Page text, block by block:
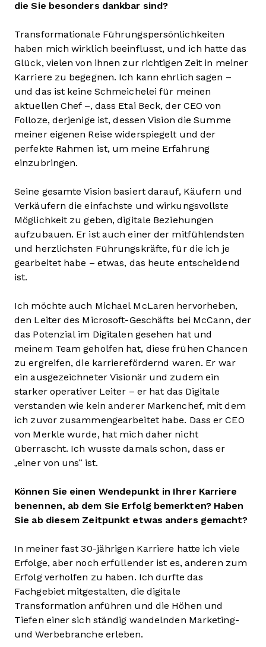
die Sie besonders dankbar sind?
Transformationale Führungspersönlichkeiten
haben mich wirklich beeinflusst, und ich hatte das
Glück, vielen von ihnen zur richtigen Zeit in meiner
Karriere zu begegnen. Ich kann ehrlich sagen –
und das ist keine Schmeichelei für meinen
aktuellen Chef –, dass Etai Beck, der CEO von
Folloze, derjenige ist, dessen Vision die Summe
meiner eigenen Reise widerspiegelt und der
perfekte Rahmen ist, um meine Erfahrung
einzubringen.
Seine gesamte Vision basiert darauf, Käufern und
Verkäufern die einfachste und wirkungsvollste
Möglichkeit zu geben, digitale Beziehungen
aufzubauen. Er ist auch einer der mitfühlendsten
und herzlichsten Führungskräfte, für die ich je
gearbeitet habe – etwas, das heute entscheidend
ist.
Ich möchte auch Michael McLaren hervorheben,
den Leiter des Microsoft-Geschäfts bei McCann, der
das Potenzial im Digitalen gesehen hat und
meinem Team geholfen hat, diese frühen Chancen
zu ergreifen, die karrierefördernd waren. Er war
ein ausgezeichneter Visionär und zudem ein
starker operativer Leiter – er hat das Digitale
verstanden wie kein anderer Markenchef, mit dem
ich zuvor zusammengearbeitet habe. Dass er CEO
von Merkle wurde, hat mich daher nicht
überrascht. Ich wusste damals schon, dass er
„einer von uns“ ist.
Können Sie einen Wendepunkt in Ihrer Karriere
benennen, ab dem Sie Erfolg bemerkten? Haben
Sie ab diesem Zeitpunkt etwas anders gemacht?
In meiner fast 30-jährigen Karriere hatte ich viele
Erfolge, aber noch erfüllender ist es, anderen zum
Erfolg verholfen zu haben. Ich durfte das
Fachgebiet mitgestalten, die digitale
Transformation anführen und die Höhen und
Tiefen einer sich ständig wandelnden Marketing-
und Werbebranche erleben.